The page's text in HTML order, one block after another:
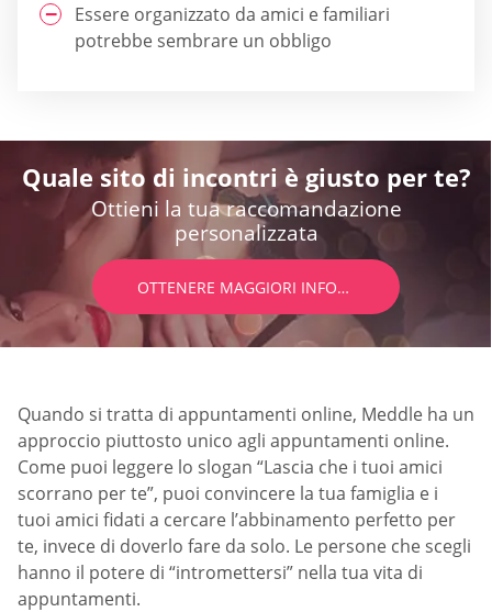
Essere organizzato da amici e familiari
potrebbe sembrare un obbligo
Quale sito di incontri è giusto per te?
Ottieni la tua raccomandazione
personalizzata
OTTENERE MAGGIORI INFORMAZIONI
Quando si tratta di appuntamenti online, Meddle ha un
approccio piuttosto unico agli appuntamenti online.
Come puoi leggere lo slogan “Lascia che i tuoi amici
scorrano per te”, puoi convincere la tua famiglia e i
tuoi amici fidati a cercare l’abbinamento perfetto per
te, invece di doverlo fare da solo. Le persone che scegli
hanno il potere di “intromettersi” nella tua vita di
appuntamenti.